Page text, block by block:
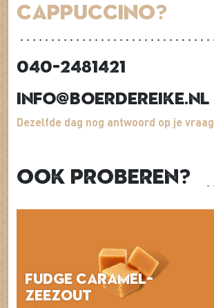
Cappuccino?
040-2481421
info@boerdereike.nl
Dezelfde dag nog antwoord op je vraag
Ook proberen?
Fudge Caramel-
Zeezout